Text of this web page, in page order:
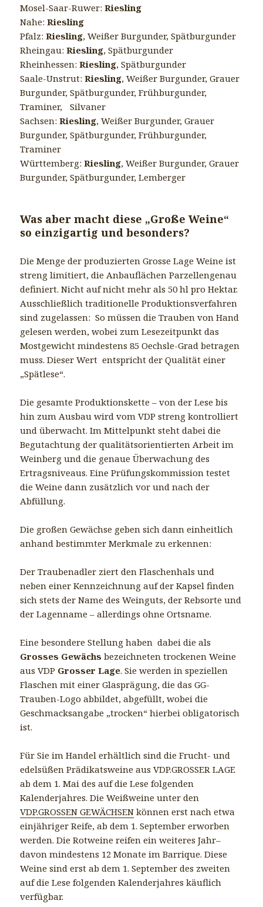
Mosel-Saar-Ruwer:Riesling
Nahe:Riesling
Pfalz:Riesling, Weißer Burgunder, Spätburgunder
Rheingau:Riesling, Spätburgunder
Rheinhessen:Riesling, Spätburgunder
Saale-Unstrut:Riesling, Weißer Burgunder, Grauer
Burgunder, Spätburgunder, Frühburgunder,
Traminer, Silvaner
Sachsen:Riesling, Weißer Burgunder, Grauer
Burgunder, Spätburgunder, Frühburgunder,
Traminer
Württemberg:Riesling, Weißer Burgunder, Grauer
Burgunder, Spätburgunder, Lemberger
Was aber macht diese „Große Weine“
so einzigartig und besonders?
Die Menge der produzierten Grosse Lage Weine ist
streng limitiert, die Anbauflächen Parzellengenau
definiert. Nicht auf nicht mehr als 50 hl pro Hektar.
Ausschließlich traditionelle Produktionsverfahren
sind zugelassen: So müssen die Trauben von Hand
gelesen werden, wobei zum Lesezeitpunkt das
Mostgewicht mindestens 85 Oechsle-Grad betragen
muss. Dieser Wert entspricht der Qualität einer
„Spätlese“.
Die gesamte Produktionskette – von der Lese bis
hin zum Ausbau wird vom VDP streng kontrolliert
und überwacht. Im Mittelpunkt steht dabei die
Begutachtung der qualitätsorientierten Arbeit im
Weinberg und die genaue Überwachung des
Ertragsniveaus. Eine Prüfungskommission testet
die Weine dann zusätzlich vor und nach der
Abfüllung.
Die großen Gewächse geben sich dann einheitlich
anhand bestimmter Merkmale zu erkennen:
Der Traubenadler ziert den Flaschenhals und
neben einer Kennzeichnung auf der Kapsel finden
sich stets der Name des Weinguts, der Rebsorte und
der Lagenname – allerdings ohne Ortsname.
Eine besondere Stellung haben dabei die als
Grosses Gewächs bezeichneten trockenen Weine
aus VDP Grosser Lage. Sie werden in speziellen
Flaschen mit einer Glasprägung, die das GG-
Trauben-Logo abbildet, abgefüllt, wobei die
Geschmacksangabe „trocken“ hierbei obligatorisch
ist.
Für Sie im Handel erhältlich sind die Frucht- und
edelsüßen Prädikatsweine aus VDP.GROSSER LAGE
ab dem 1. Mai des auf die Lese folgenden
Kalenderjahres. Die Weißweine unter den
VDP.GROSSEN GEWÄCHSEN können erst nach etwa
einjähriger Reife, ab dem 1. September erworben
werden. Die Rotweine reifen ein weiteres Jahr–
davon mindestens 12 Monate im Barrique. Diese
Weine sind erst ab dem 1. September des zweiten
auf die Lese folgenden Kalenderjahres käuflich
verfügbar.